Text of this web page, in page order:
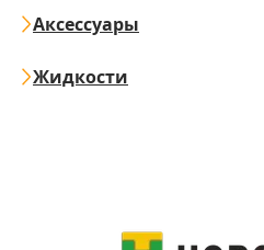
Аксессуары
Жидкости